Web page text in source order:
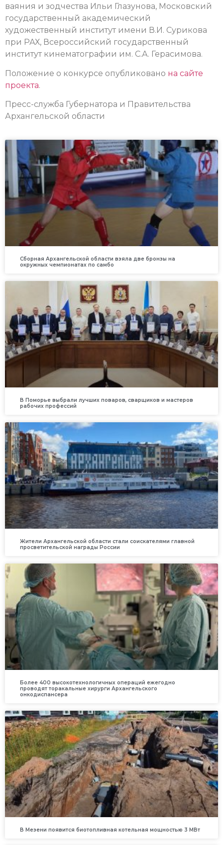
ваяния и зодчества Ильи Глазунова, Московский
государственный академический
художественный институт имени В.И. Сурикова
при РАХ, Всероссийский государственный
институт кинематографии им. С.А. Герасимова.
Положение о конкурсе опубликовано на сайте
проекта.
Пресс-служба Губернатора и Правительства
Архангельской области
Сборная Архангельской области взяла две бронзы на
окружных чемпионатах по самбо
В Поморье выбрали лучших поваров, сварщиков и мастеров
рабочих профессий
Жители Архангельской области стали соискателями главной
просветительской награды России
Более 400 высокотехнологичных операций ежегодно
проводят торакальные хирурги Архангельского
онкодиспансера
В Мезени появится биотопливная котельная мощностью 3 МВт